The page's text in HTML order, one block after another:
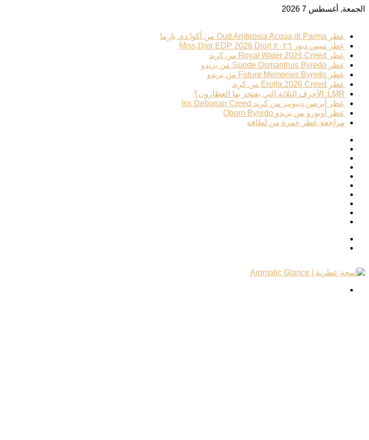
الجمعة, أغسطس 7 2026
عطر Oud Ambrosia Acqua di Parma من أكوا دي بارما
عطر ميس ديور ٢٠٢٦ |Miss Dior EDP 2026 Dior
عطر Royal Water 2026 Creed من كريد
عطر Suede Osmanthus Byredo من بريدو
عطر Future Memories Byredo من بريدو
عطر Erolfa 2026 Creed من كريد
LMR: الأحرف الثلاثة التي يفتخر بها العطارون؟
عطر أيريس ديبونير من كريد Iris Debonair Creed
عطر أوبورو من بريدو Oboro Byredo
مراجعة عطر خمرة من لطافة